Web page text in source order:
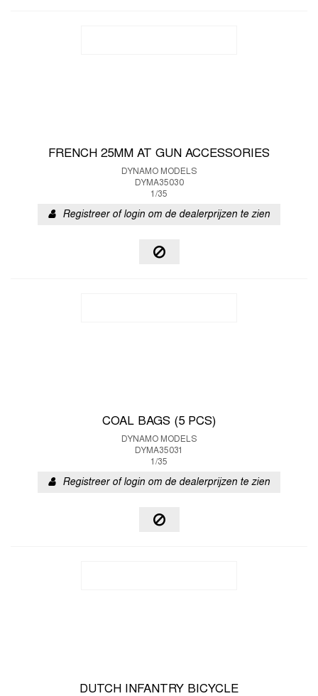
FRENCH 25MM AT GUN ACCESSORIES
DYNAMO MODELS
DYMA35030
1/35
Registreer of login om de dealerprijzen te zien
COAL BAGS (5 PCS)
DYNAMO MODELS
DYMA35031
1/35
Registreer of login om de dealerprijzen te zien
DUTCH INFANTRY BICYCLE